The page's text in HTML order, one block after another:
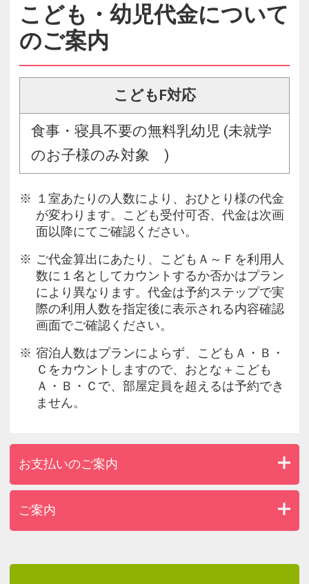
こども・幼児代金について
のご案内
こどもF対応
食事・寝具不要の無料乳幼児 (未就学
のお子様のみ対象 )
１室あたりの人数により、おひとり様の代金
が変わります。こども受付可否、代金は次画
面以降にてご確認ください。
ご代金算出にあたり、こどもＡ～Ｆを利用人
数に１名としてカウントするか否かはプラン
により異なります。代金は予約ステップで実
際の利用人数を指定後に表示される内容確認
画面でご確認ください。
宿泊人数はプランによらず、こどもＡ・Ｂ・
Ｃをカウントしますので、おとな＋こども
Ａ・Ｂ・Ｃで、部屋定員を超えるは予約でき
ません。
お支払いのご案内
ご案内